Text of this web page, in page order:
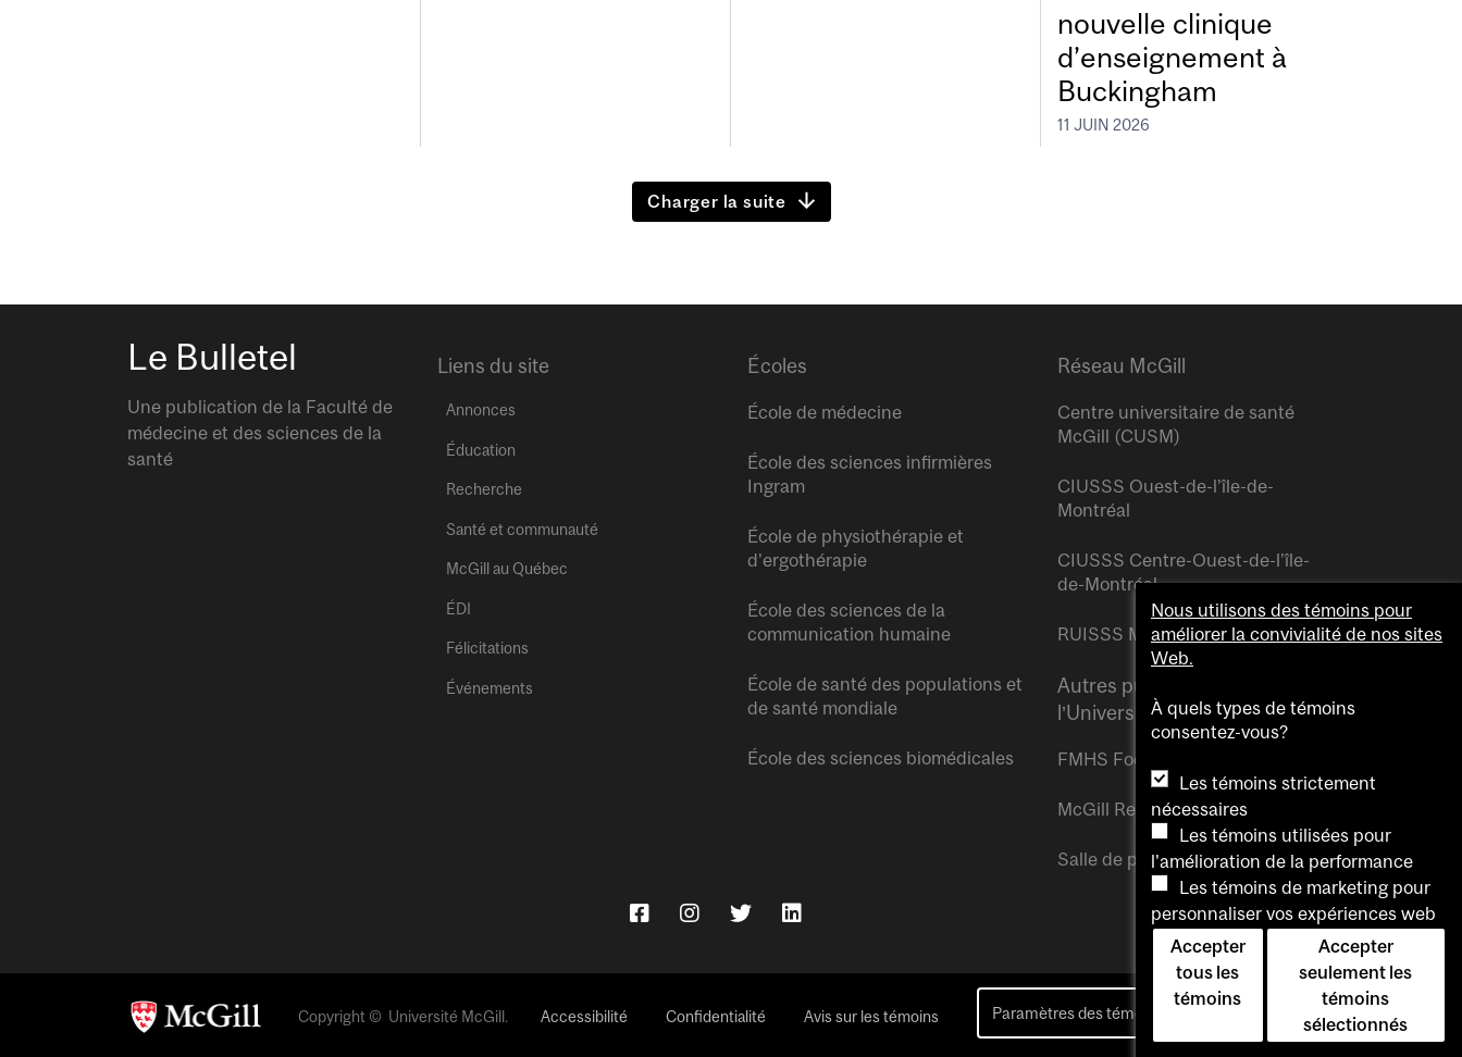
nouvelle clinique
d’enseignement à
Buckingham
11 JUIN 2026
Charger la suite
Le Bulletel
Une publication de la Faculté de
médecine et des sciences de la
santé
Liens du site
Annonces
Éducation
Recherche
Santé et communauté
McGill au Québec
ÉDI
Félicitations
Événements
Écoles
École de médecine
École des sciences infirmières
Ingram
École de physiothérapie et
d’ergothérapie
École des sciences de la
communication humaine
École de santé des populations et
de santé mondiale
École des sciences biomédicales
Réseau McGill
Centre universitaire de santé
McGill (CUSM)
CIUSSS Ouest-de-l’île-de-
Montréal
CIUSSS Centre-Ouest-de-l’île-
de-Montréal
RUISSS McGill
Autres publications de
l’Université McGill
FMHS Focus
McGill Reporter
Salle de presse McGill
Copyright © Université McGill. Accessibilité Confidentialité Avis sur les témoins Paramètres des témoins Pour nous joindre
Nous utilisons des témoins pour
améliorer la convivialité de nos sites
Web.
À quels types de témoins
consentez-vous?
Les témoins strictement
nécessaires
Les témoins utilisées pour
l'amélioration de la performance
Les témoins de marketing pour
personnaliser vos expériences web
Accepter
tous les
témoins
Accepter
seulement les
témoins
sélectionnés